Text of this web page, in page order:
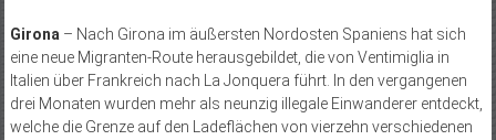
Girona– Nach Girona im äußersten Nordosten Spaniens hat sich
eine neue Migranten-Route herausgebildet, die von Ventimiglia in
Italien über Frankreich nach La Jonquera führt. In den vergangenen
drei Monaten wurden mehr als neunzig illegale Einwanderer entdeckt,
welche die Grenze auf den Ladeflächen von vierzehn verschiedenen